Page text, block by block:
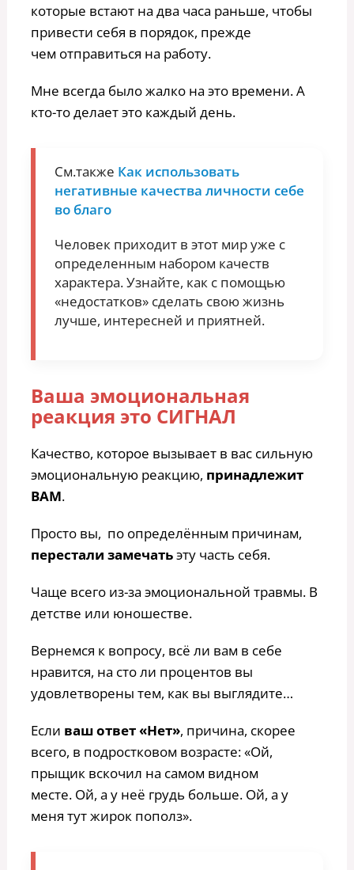
которые встают на два часа раньше, чтобы
привести себя в порядок, прежде
чем отправиться на работу.
Мне всегда было жалко на это времени. А
кто-то делает это каждый день.
См.также Как использовать
негативные качества личности себе
во благо
Человек приходит в этот мир уже с
определенным набором качеств
характера. Узнайте, как с помощью
«недостатков» сделать свою жизнь
лучше, интересней и приятней.
Ваша эмоциональная
реакция это СИГНАЛ
Качество, которое вызывает в вас сильную
эмоциональную реакцию, принадлежит
ВАМ.
Просто вы, по определённым причинам,
перестали замечатьэту часть себя.
Чаще всего из-за эмоциональной травмы. В
детстве или юношестве.
Вернемся к вопросу, всё ли вам в себе
нравится, на сто ли процентов вы
удовлетворены тем, как вы выглядите…
Если ваш ответ «Нет», причина, скорее
всего, в подростковом возрасте: «Ой,
прыщик вскочил на самом видном
месте. Ой, а у неё грудь больше. Ой, а у
меня тут жирок пополз».